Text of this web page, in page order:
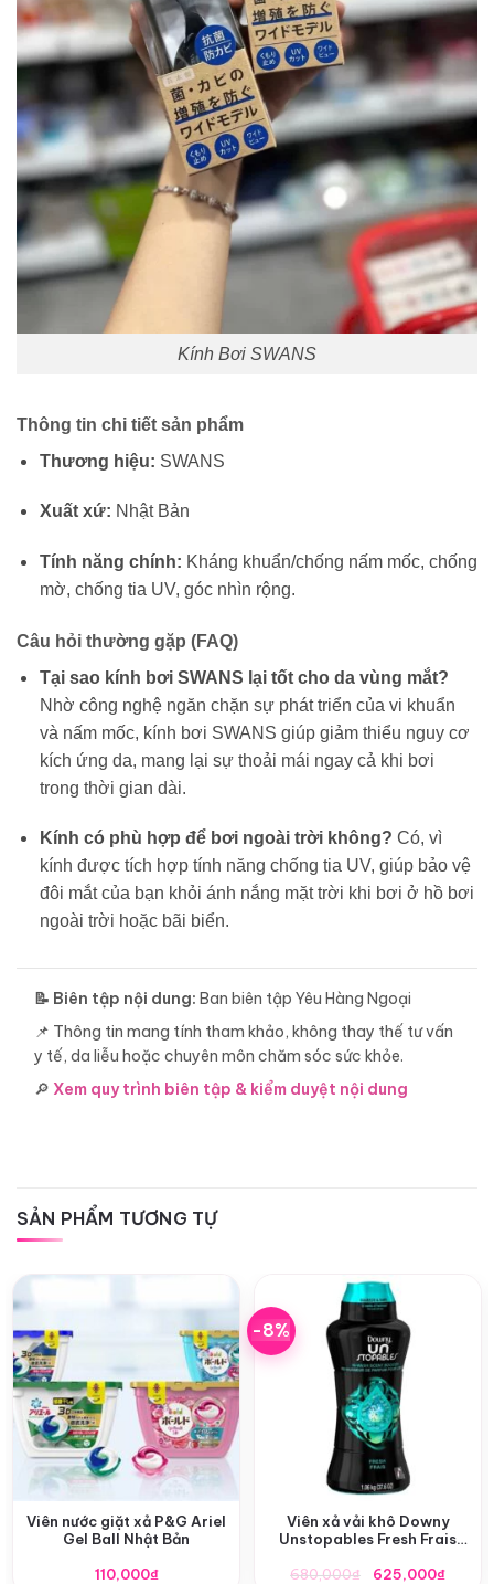
Kính Bơi SWANS
Thông tin chi tiết sản phẩm
Thương hiệu: SWANS
Xuất xứ: Nhật Bản
Tính năng chính: Kháng khuẩn/chống nấm mốc, chống
mờ, chống tia UV, góc nhìn rộng.
Câu hỏi thường gặp (FAQ)
Tại sao kính bơi SWANS lại tốt cho da vùng mắt?
Nhờ công nghệ ngăn chặn sự phát triển của vi khuẩn
và nấm mốc, kính bơi SWANS giúp giảm thiểu nguy cơ
kích ứng da, mang lại sự thoải mái ngay cả khi bơi
trong thời gian dài.
Kính có phù hợp để bơi ngoài trời không? Có, vì
kính được tích hợp tính năng chống tia UV, giúp bảo vệ
đôi mắt của bạn khỏi ánh nắng mặt trời khi bơi ở hồ bơi
ngoài trời hoặc bãi biển.
📝 Biên tập nội dung: Ban biên tập Yêu Hàng Ngoại
📌 Thông tin mang tính tham khảo, không thay thế tư vấn
y tế, da liễu hoặc chuyên môn chăm sóc sức khỏe.
🔎 Xem quy trình biên tập & kiểm duyệt nội dung
SẢN PHẨM TƯƠNG TỰ
Viên nước giặt xả P&G Ariel
Gel Ball Nhật Bản
110,000₫
-8%
Viên xả vải khô Downy
Unstopables Fresh Frais
680,000₫
Giá
625,000₫Giá